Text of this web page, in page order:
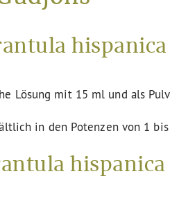
hispanica
Lösung mit 15 ml und als
in den Potenzen von 1
hispanica